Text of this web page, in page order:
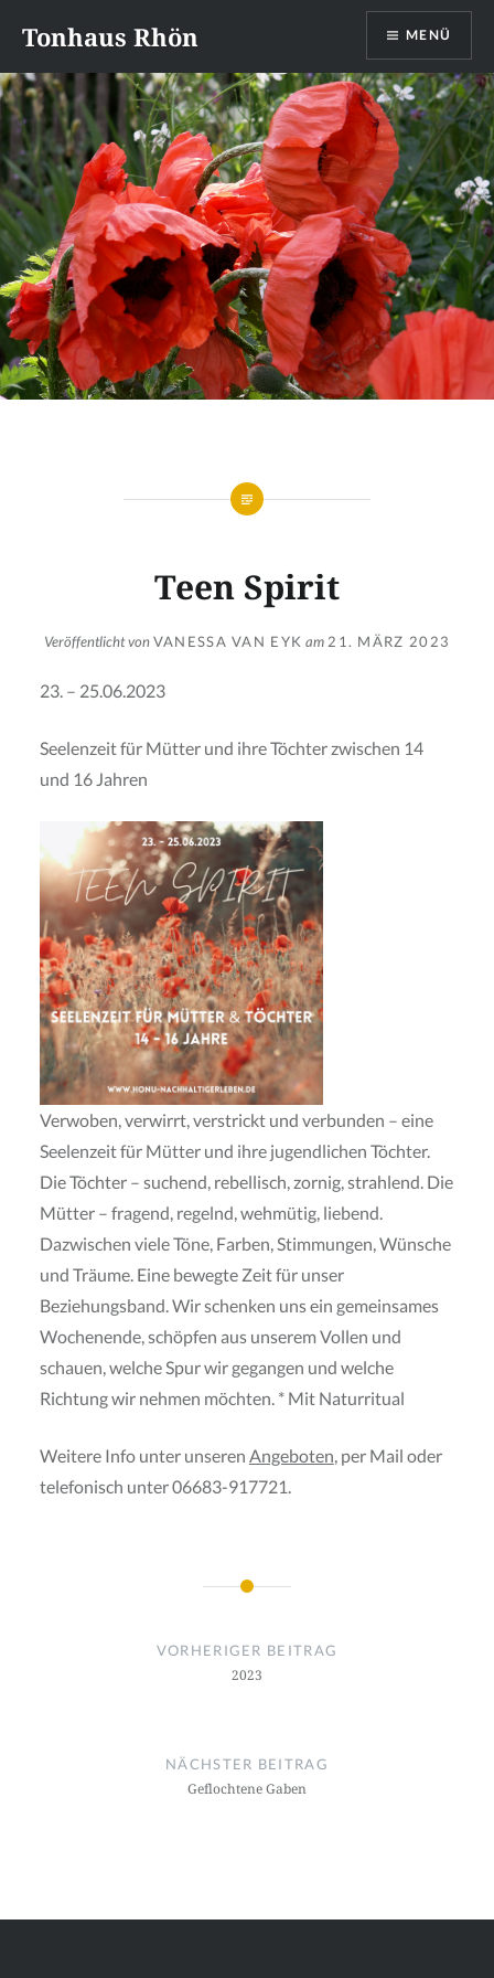
zum
Inhalt
Tonhaus Rhön MENÜ
Teen Spirit
Veröffentlicht vonVANESSA VAN EYK am 21. MÄRZ 2023
23. – 25.06.2023
Seelenzeit für Mütter und ihre Töchter zwischen 14
und 16 Jahren
Verwoben, verwirrt, verstrickt und verbunden – eine
Seelenzeit für Mütter und ihre jugendlichen Töchter.
Die Töchter – suchend, rebellisch, zornig, strahlend. Die
Mütter – fragend, regelnd, wehmütig, liebend.
Dazwischen viele Töne, Farben, Stimmungen, Wünsche
und Träume. Eine bewegte Zeit für unser
Beziehungsband. Wir schenken uns ein gemeinsames
Wochenende, schöpfen aus unserem Vollen und
schauen, welche Spur wir gegangen und welche
Richtung wir nehmen möchten. * Mit Naturritual
Weitere Info unter unseren Angeboten, per Mail oder
telefonisch unter 06683-917721.
Beitragsnavigation
VORHERIGER BEITRAG
2023
NÄCHSTER BEITRAG
Geflochtene Gaben